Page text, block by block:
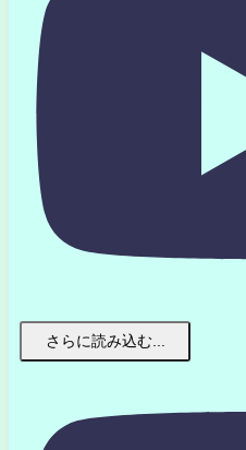
さらに読み込む...